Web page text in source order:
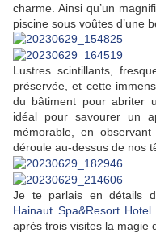
charme. Ainsi qu’un
piscine sous voûtes d’une
Lustres scintillants,
préservée, et cette
du bâtiment pour abriter
idéal pour savourer un
mémorable, en
déroule au-dessus de nos
Je te parlais en détails
Hainaut Spa&Resort Hotel
après trois visites la magie